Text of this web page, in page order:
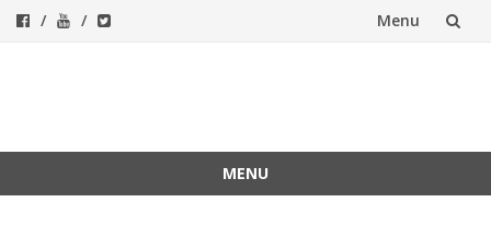
Menu
MENU